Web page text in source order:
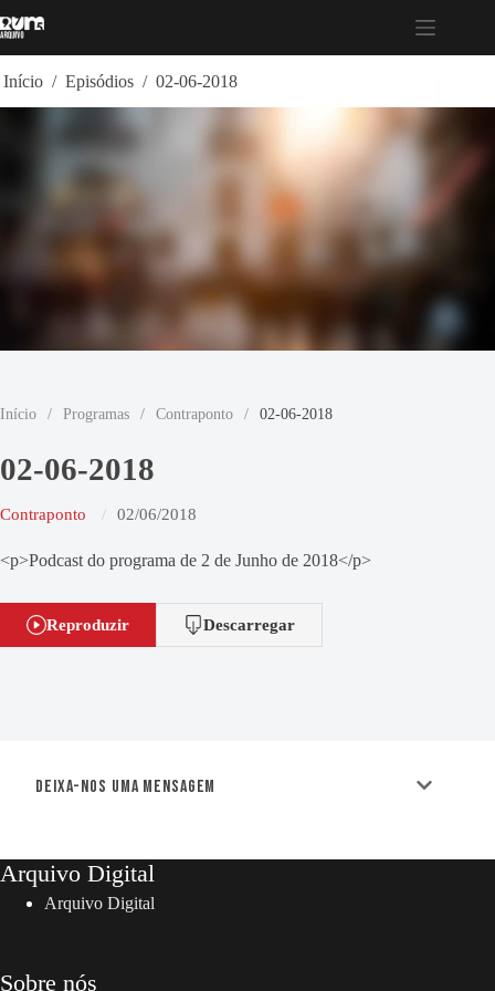
para
Início / Episódios / 02-06-2018
Início / Programas / Contraponto / 02-06-2018
02-06-2018
Contraponto 02/06/2018
<p>Podcast do programa de 2 de Junho de 2018</p>
Reproduzir Descarregar
Deixa-nos uma mensagem
Arquivo Digital
Arquivo Digital
Sobre nós